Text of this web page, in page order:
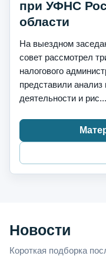
при УФНС
области
На выездном
совет рассмотрел
налогового
представили
деятельности и рис...
Новости
Короткая подборка